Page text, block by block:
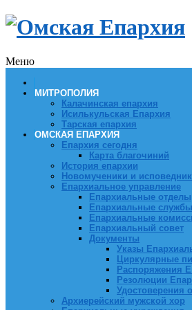
Меню
МИТРОПОЛИЯ
Калачинская епархия
Исилькульская Епархия
Тарская епархия
ОМСКАЯ ЕПАРХИЯ
Епархия сегодня
Карта благочиний
История епархии
Новомученики и
Епархиальное управление
Епархиальные отделы
Епархиальные службы
Епархиальные
Епархиальный совет
Документы
Указы
Циркулярные
Распоряжения
Резолюции
Удостоверения
Архиерейский мужской хор